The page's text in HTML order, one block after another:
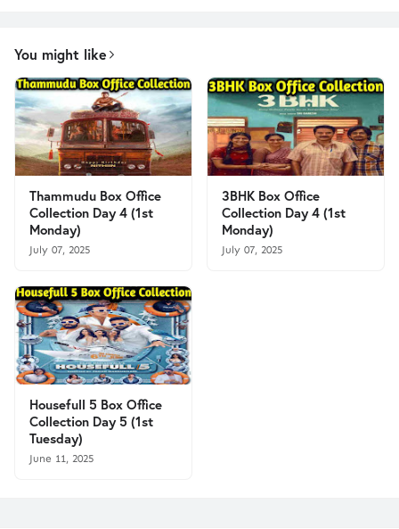
You might like
Thammudu Box Office
Collection Day 4 (1st
Monday)
July 07, 2025
3BHK Box Office
Collection Day 4 (1st
Monday)
July 07, 2025
Housefull 5 Box Office
Collection Day 5 (1st
Tuesday)
June 11, 2025